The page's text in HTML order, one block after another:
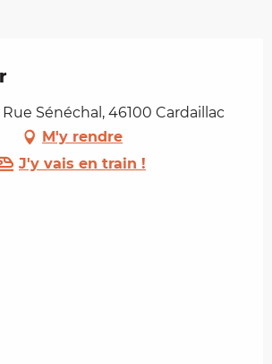
Rue Sénéchal, 46100 Cardaillac
M'y rendre
J'y vais en train !